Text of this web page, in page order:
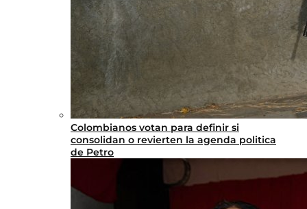
Colombianos votan para definir si
consolidan o revierten la agenda politica
de Petro